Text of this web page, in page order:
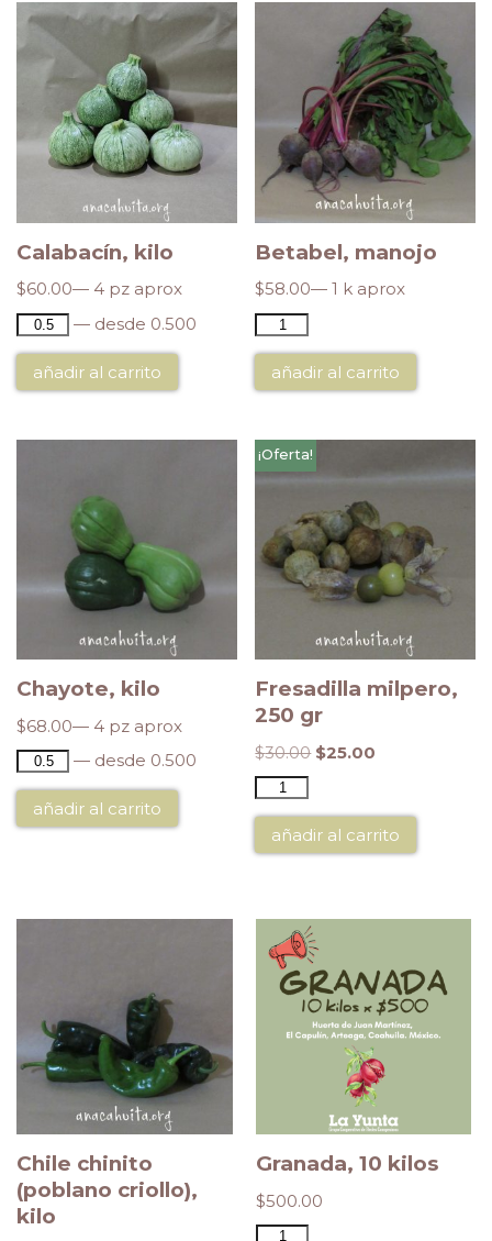
Calabacín, kilo
$60.00— 4 pz aprox
— desde 0.500
añadir al carrito
Betabel, manojo
$58.00— 1 k aprox
añadir al carrito
Chayote, kilo
$68.00— 4 pz aprox
— desde 0.500
añadir al carrito
¡Oferta!
Fresadilla milpero,
250 gr
$30.00 $25.00
añadir al carrito
Chile chinito
(poblano criollo),
kilo
Granada, 10 kilos
$500.00